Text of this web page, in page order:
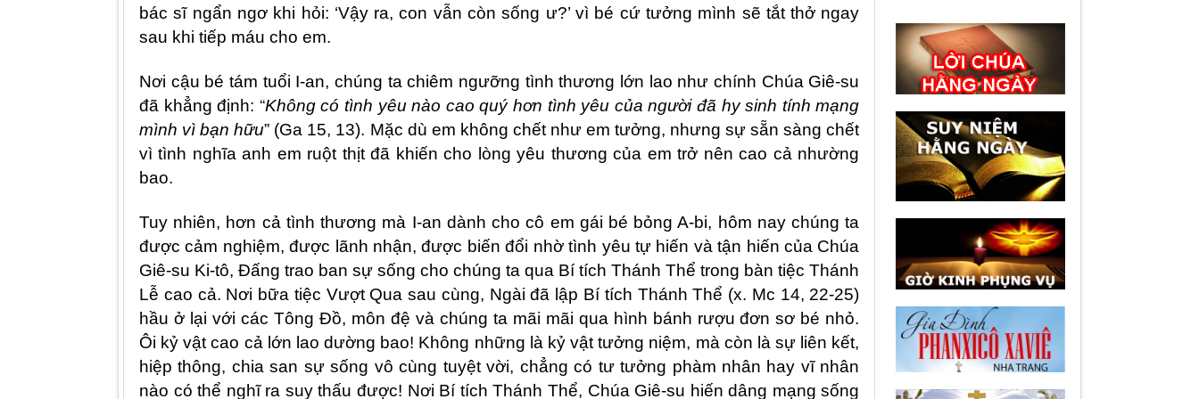
bác sĩ ngẩn ngơ khi hỏi: ‘Vậy ra, con vẫn còn sống ư?’ vì bé cứ tưởng mình sẽ tắt thở ngay
sau khi tiếp máu cho em.
Nơi cậu bétám tuổi I-an, chúng tachiêm ngưỡng tình thương lớn lao như chính Chúa Giê-su
đã khẳng định: “Không có tình yêu nào cao quý hơn tình yêu của người đã hy sinh tính mạng
mình vì bạn hữu” (Ga 15, 13). Mặc dù em không chết như em tưởng, nhưng sự sẵn sàng chết
vì tình nghĩa anh em ruột thịt đã khiến cho lòng yêu thương của em trở nên cao cả nhường
bao.
Tuy nhiên, hơn cả tình thương mà I-an dành cho cô em gái bé bỏng A-bi, hôm nay chúng ta
được cảm nghiệm, được lãnh nhận, được biến đổi nhờ tình yêu tự hiến và tận hiến của Chúa
Giê-su Ki-tô, Đấng trao ban sự sống cho chúng ta qua Bí tích Thánh Thể trong bàn tiệc Thánh
Lễ cao cả. Nơi bữa tiệc Vượt Qua sau cùng, Ngài đã lập Bí tích Thánh Thể (x. Mc 14, 22-25)
hầu ở lại với các Tông Đồ, môn đệ và chúng ta mãi mãi qua hình bánh rượu đơn sơ bé nhỏ.
Ôi kỷ vật cao cả lớn lao dường bao! Không những là kỷ vật tưởng niệm, mà còn là sự liên kết,
hiệp thông, chia san sự sống vô cùng tuyệt vời, chẳng có tư tưởng phàm nhân hay vĩ nhân
nào có thể nghĩ ra suy thấu được! Nơi Bí tích Thánh Thể, Chúa Giê-su hiến dâng mạng sống